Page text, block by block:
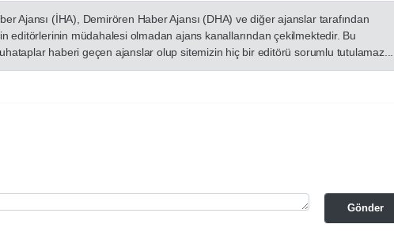
Ajansı (İHA), Demirören Haber Ajansı (DHA) ve diğer ajanslar tarafından
editörlerinin müdahalesi olmadan ajans kanallarından çekilmektedir. Bu
haberi geçen ajanslar olup sitemizin hiç bir editörü sorumlu tutulamaz...
Gönder